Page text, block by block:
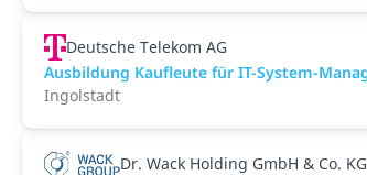
Deutsche Telekom AG
Ausbildung Kaufleute für IT-System-
Ingolstadt
Dr. Wack Holding GmbH & Co. KG